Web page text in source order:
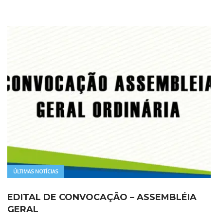
ÚLTIMAS NOTÍCIAS
EDITAL DE CONVOCAÇÃO – ASSEMBLÉIA
GERAL